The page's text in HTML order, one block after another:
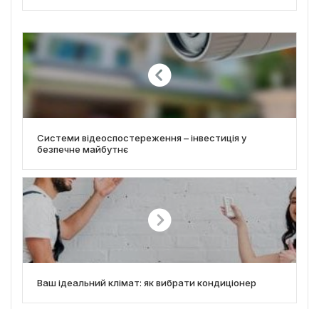
Системи відеоспостереження – інвестиція у
безпечне майбутнє
Ваш ідеальний клімат: як вибрати кондиціонер